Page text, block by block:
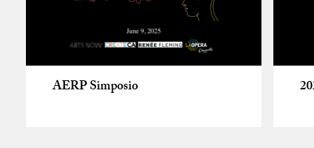
AERP Simposio